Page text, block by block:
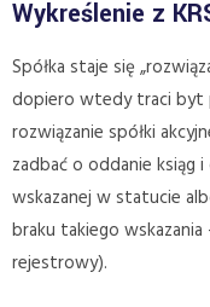
Wykreślenie z
Spółka staje się
dopiero wtedy traci byt
rozwiązanie spółki
zadbać o oddanie ksiąg
wskazanej w statucie
braku takiego
rejestrowy).